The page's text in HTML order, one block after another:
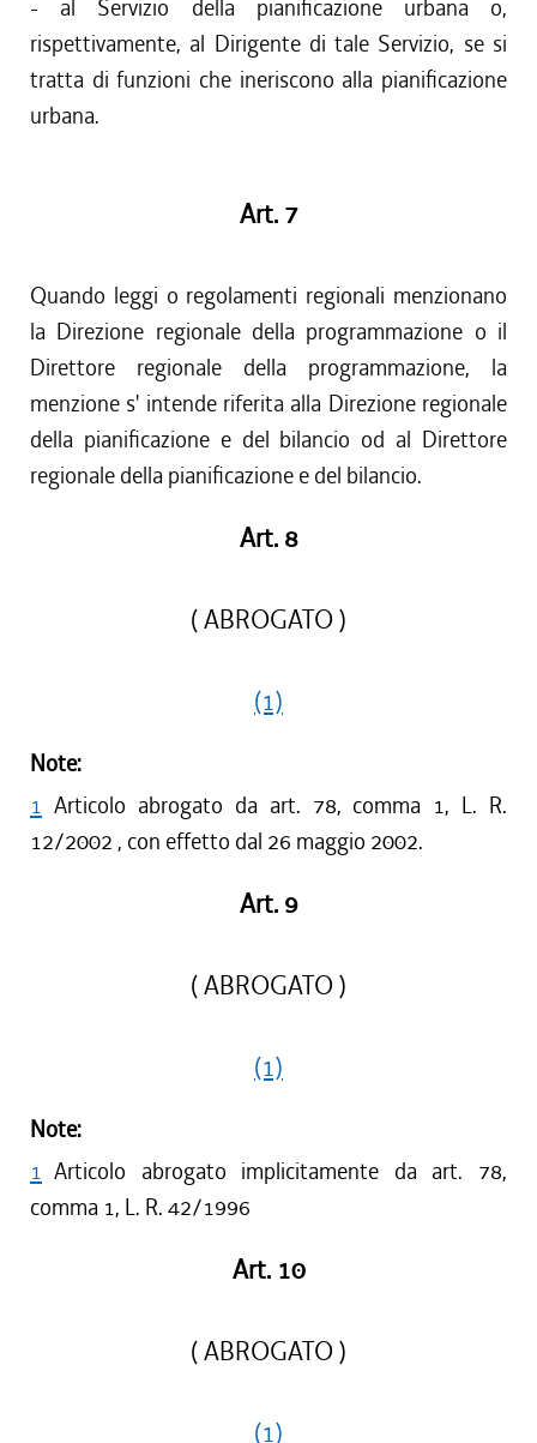
- al Servizio della pianificazione urbana o,
rispettivamente, al Dirigente di tale Servizio, se si
tratta di funzioni che ineriscono alla pianificazione
urbana.
Art. 7
Quando leggi o regolamenti regionali menzionano
la Direzione regionale della programmazione o il
Direttore regionale della programmazione, la
menzione s' intende riferita alla Direzione regionale
della pianificazione e del bilancio od al Direttore
regionale della pianificazione e del bilancio.
Art. 8
( ABROGATO )
(1)
Note:
1 Articolo abrogato da art. 78, comma 1, L. R.
12/2002 , con effetto dal 26 maggio 2002.
Art. 9
( ABROGATO )
(1)
Note:
1 Articolo abrogato implicitamente da art. 78,
comma 1, L. R. 42/1996
Art. 10
( ABROGATO )
(1)